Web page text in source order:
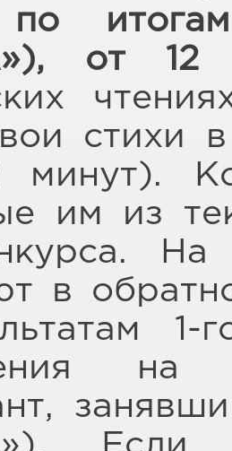
от 12
стихи
им из
На
в
1-